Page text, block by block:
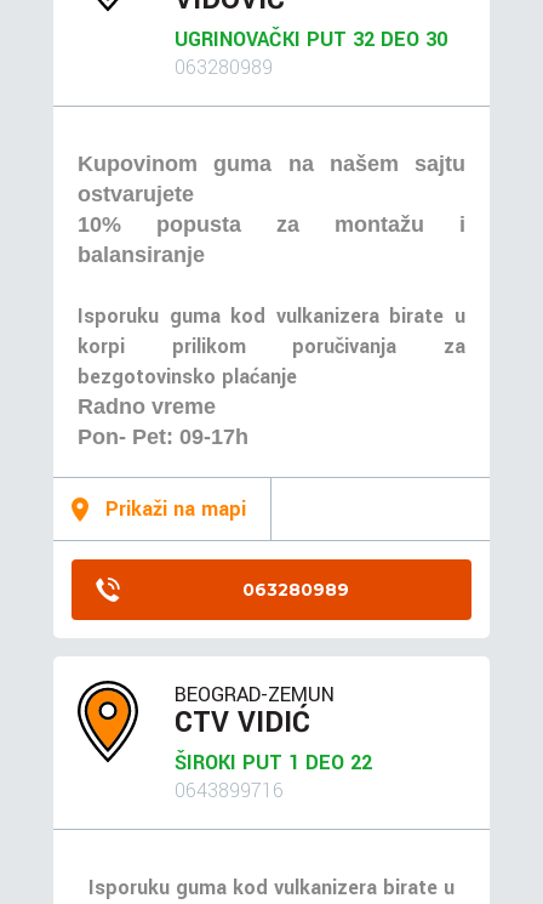
UGRINOVAČKI PUT 32 DEO 30
063280989
Kupovinom guma na našem sajtu
ostvarujete
10% popusta za montažu i
balansiranje
Isporuku guma kod vulkanizera birate u
korpi prilikom poručivanja za
bezgotovinsko plaćanje
Radno vreme
Pon- Pet: 09-17h
Prikaži na mapi
063280989
BEOGRAD-ZEMUN
CTV VIDIĆ
ŠIROKI PUT 1 DEO 22
0643899716
Isporuku guma kod vulkanizera birate u